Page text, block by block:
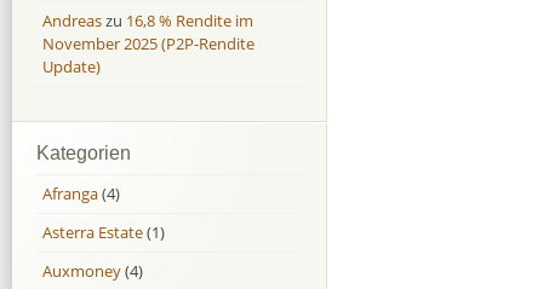
Andreaszu 16,8 % Rendite im
November 2025 (P2P-Rendite
Update)
Kategorien
Afranga(4)
Asterra Estate(1)
Auxmoney(4)